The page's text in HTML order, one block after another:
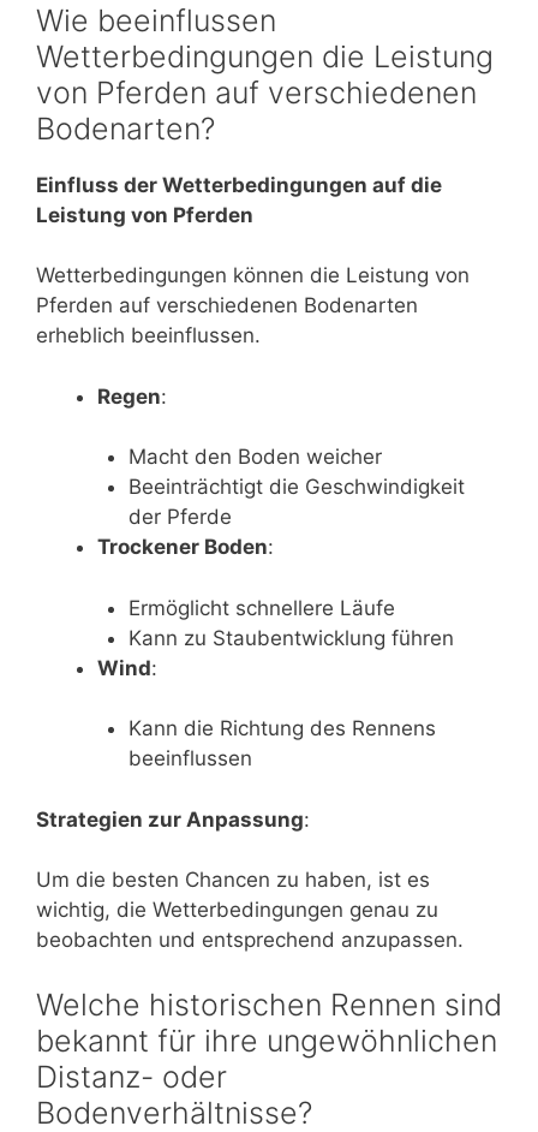
Wie beeinflussen
Wetterbedingungen die Leistung
von Pferden auf verschiedenen
Bodenarten?
Einfluss der Wetterbedingungen auf die
Leistung von Pferden
Wetterbedingungen können die Leistung von
Pferden auf verschiedenen Bodenarten
erheblich beeinflussen.
Regen:
Macht den Boden weicher
Beeinträchtigt die Geschwindigkeit
der Pferde
Trockener Boden:
Ermöglicht schnellere Läufe
Kann zu Staubentwicklung führen
Wind:
Kann die Richtung des Rennens
beeinflussen
Strategien zur Anpassung:
Um die besten Chancen zu haben, ist es
wichtig, die Wetterbedingungen genau zu
beobachten und entsprechend anzupassen.
Welche historischen Rennen sind
bekannt für ihre ungewöhnlichen
Distanz- oder
Bodenverhältnisse?